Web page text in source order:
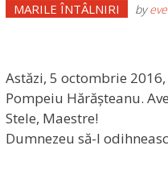
MARILE ÎNTÂLNIRI by
Astăzi, 5 octombrie
Pompeiu Hărășteanu.
Stele, Maestre!
Dumnezeu să-l